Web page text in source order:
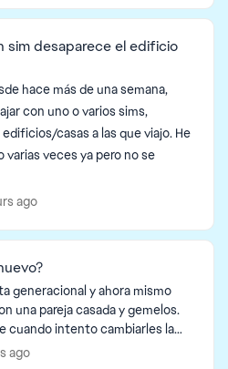
sim desaparece el edificio
hace más de una semana,
con uno o varios sims,
casas a las que viajo. He
varias veces ya pero no se
ago
generacional y ahora mismo
una pareja casada y gemelos.
cuando intento cambiarles la
salir me dicen que acaban de
ago